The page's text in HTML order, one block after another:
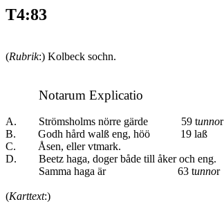
T4:83
(Rubrik:) Kolbeck sochn.
Notarum Explicatio
A. Strömsholms nörre gärde 59 tunnor
B. Godh hård walß eng, höö 19 laß
C. Åsen, eller vtmark.
D. Beetz haga, doger både till åker och eng.
Samma haga är 63 tunnor
(Karttext:)